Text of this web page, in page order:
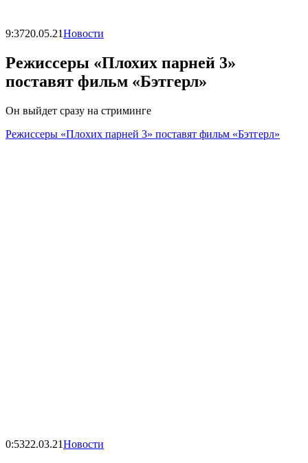
9:3720.05.21Новости
Режиссеры «Плохих парней 3»
поставят фильм «Бэтгерл»
Он выйдет сразу на стриминге
Режиссеры «Плохих парней 3» поставят фильм «Бэтгерл»
0:5322.03.21Новости